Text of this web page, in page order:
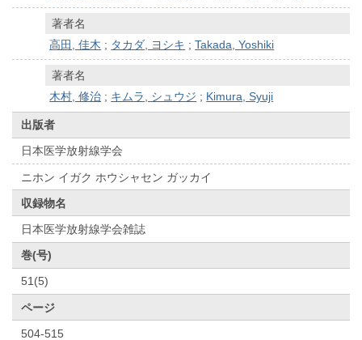
著者名
高田, 佳木 ; タカダ, ヨシキ ;Takada, Yoshiki
著者名
木村, 修治 ; キムラ, シュウジ ; Kimura, Syuji
出版者
日本医学放射線学会
ニホン イガク ホウシャセン ガッカイ
収録物名
日本医学放射線学会雑誌
巻(号)
51(5)
ページ
504-515